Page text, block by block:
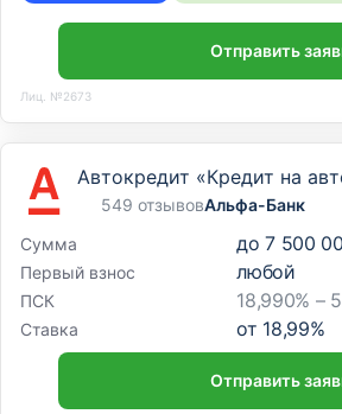
Отправить
Лиц. №2673
Автокредит «Кредит на
549 отзывовАльфа-Банк
Сумма
до 7 500
Первый взнос любой
ПСК 18,990% –
Ставка от 18,99%
Отправить